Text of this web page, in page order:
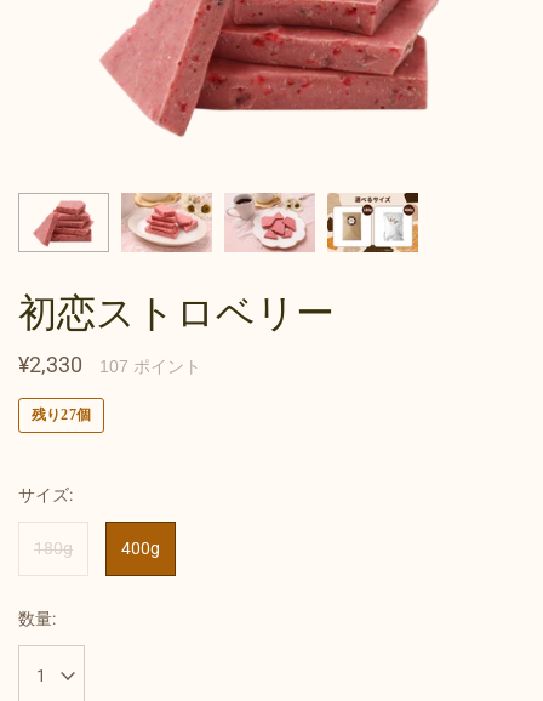
初恋ストロベリー
¥2,330 107 ポイント
残り27個
サイズ:
180g 400g
数量: